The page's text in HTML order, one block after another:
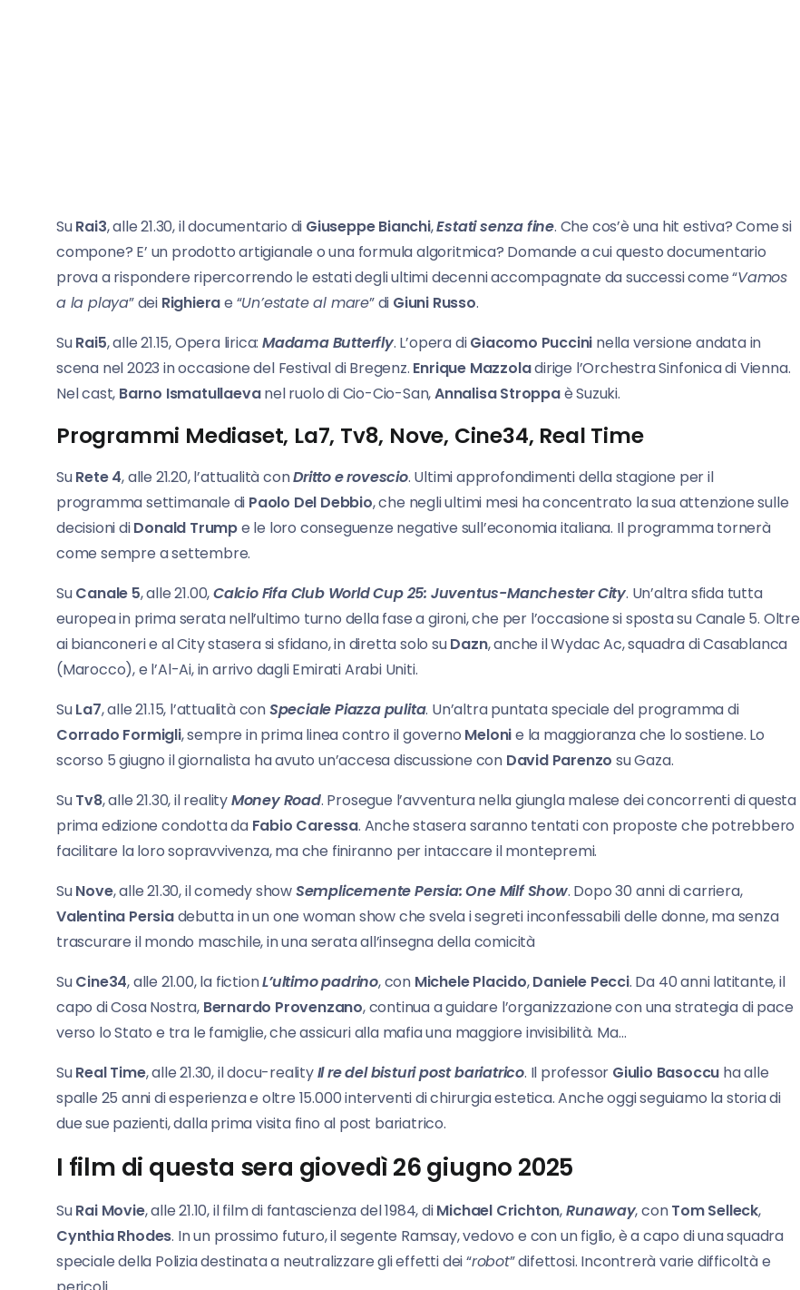
SuRai3, alle 21.30, il documentario di Giuseppe Bianchi,Estati senza fine. Che cos’è una hit estiva? Come si
compone? E’ un prodotto artigianale o una formula algoritmica? Domande a cui questo documentario
prova a rispondere ripercorrendo le estati degli ultimi decenni accompagnate da successi come “Vamos
a la playa” dei Righierae “Un’estate al mare” di Giuni Russo.
SuRai5, alle 21.15, Opera lirica:Madama Butterfly. L’opera diGiacomo Puccini nella versione andata in
scena nel 2023 in occasione del Festival di Bregenz. Enrique Mazzoladirige l’Orchestra Sinfonica di Vienna.
Nel cast, Barno Ismatullaevanel ruolo di Cio-Cio-San,Annalisa Stroppaè Suzuki.
Programmi Mediaset, La7, Tv8, Nove, Cine34, Real Time
SuRete 4, alle 21.20, l’attualità conDritto e rovescio. Ultimi approfondimenti della stagione per il
programma settimanale di Paolo Del Debbio, che negli ultimi mesi ha concentrato la sua attenzione sulle
decisioni diDonald Trumpe le loro conseguenze negative sull’economia italiana. Il programma tornerà
come sempre a settembre.
SuCanale 5, alle 21.00,Calcio Fifa Club World Cup 25: Juventus-Manchester City. Un’altra sfida tutta
europea in prima serata nell’ultimo turno della fase a gironi, che per l’occasione si sposta su Canale 5. Oltre
ai bianconeri e al City stasera si sfidano, in diretta solo suDazn, anche il Wydac Ac, squadra di Casablanca
(Marocco), e l’Al-Ai, in arrivo dagli Emirati Arabi Uniti.
SuLa7, alle 21.15, l’attualità conSpeciale Piazza pulita. Un’altra puntata speciale del programma di
Corrado Formigli, sempre in prima linea contro il governo Melonie la maggioranza che lo sostiene. Lo
scorso 5 giugno il giornalista ha avuto un’accesa discussione con David Parenzo su Gaza.
SuTv8, alle 21.30, il realityMoney Road. Prosegue l’avventura nella giungla malese dei concorrenti di questa
prima edizione condotta da Fabio Caressa. Anche stasera saranno tentati con proposte che potrebbero
facilitare la loro sopravvivenza, ma che finiranno per intaccare il montepremi.
SuNove, alle 21.30, il comedy showSemplicemente Persia: One Milf Show. Dopo 30 anni di carriera,
Valentina Persiadebutta in un one woman show che svela i segreti inconfessabili delle donne, ma senza
trascurare il mondo maschile, in una serata all’insegna della comicità
SuCine34, alle 21.00, la fictionL’ultimo padrino, con Michele Placido,Daniele Pecci. Da 40 anni latitante, il
capo di Cosa Nostra, Bernardo Provenzano, continua a guidare l’organizzazione con una strategia di pace
verso lo Stato e tra le famiglie, che assicuri alla mafia una maggiore invisibilità. Ma…
SuReal Time, alle 21.30, il docu-realityIl re del bisturi post bariatrico. Il professor Giulio Basoccu ha alle
spalle 25 anni di esperienza e oltre 15.000 interventi di chirurgia estetica. Anche oggi seguiamo la storia di
due sue pazienti, dalla prima visita fino al post bariatrico.
I film di questa sera giovedì 26 giugno 2025
SuRai Movie, alle 21.10, il film di fantascienza del 1984, diMichael Crichton,Runaway, conTom Selleck,
Cynthia Rhodes. In un prossimo futuro, il segente Ramsay, vedovo e con un figlio, è a capo di una squadra
speciale della Polizia destinata a neutralizzare gli effetti dei “robot” difettosi. Incontrerà varie difficoltà e